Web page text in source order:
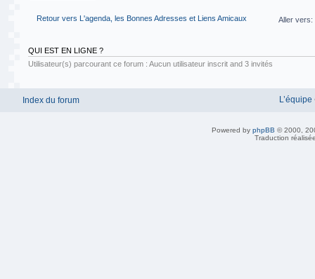
Retour vers L'agenda, les Bonnes Adresses et Liens Amicaux Aller vers:
QUI EST EN LIGNE ?
Utilisateur(s) parcourant ce forum : Aucun utilisateur inscrit and 3 invités
Index du forum L’équipe
Powered by phpBB © 2000,
Traduction